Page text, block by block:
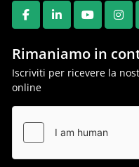
FACEBOOK
LINKEDINYOUTUBE
Rimaniamo in
Iscriviti per ricevere la
online